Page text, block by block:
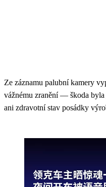
Ze záznamu palubní kamery
vážnému zranění — škoda byla
ani zdravotní stav posádky